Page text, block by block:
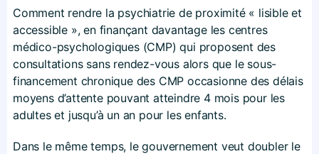
Comment rendre la psychiatrie de proximité « lisible et
accessible », en finançant davantage les centres
médico-psychologiques (CMP) qui proposent des
consultations sans rendez-vous alors que le sous-
financement chronique des CMP occasionne des délais
moyens d’attente pouvant atteindre 4 mois pour les
adultes et jusqu’à un an pour les enfants.
Dans le même temps, le gouvernement veut doubler le